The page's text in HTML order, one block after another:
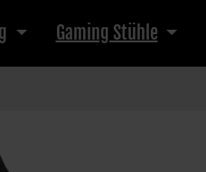
Gaming Stühle